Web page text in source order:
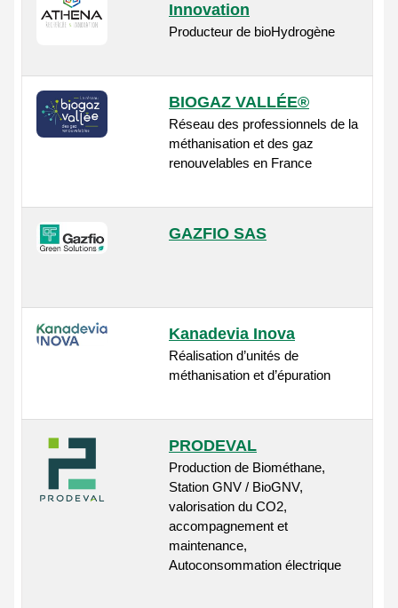
Innovation
Producteur de bioHydrogène
BIOGAZ VALLÉE®
Réseau des professionnels de la
méthanisation et des gaz
renouvelables en France
GAZFIO SAS
Kanadevia Inova
Réalisation d’unités de
méthanisation et d’épuration
PRODEVAL
Production de Biométhane,
Station GNV / BioGNV,
valorisation du CO2,
accompagnement et
maintenance,
Autoconsommation électrique